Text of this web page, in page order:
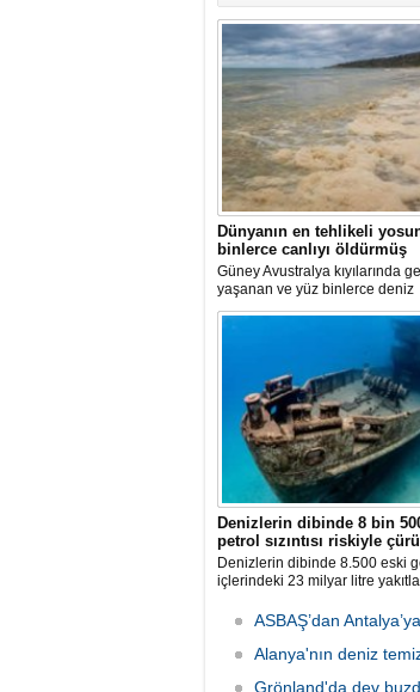
Dünyanın en tehlikeli
binlerce canlıyı öldürmüş
Güney Avustralya kıyılarında
yaşanan ve yüz binlerce deniz
canlısının ölümüne yol açan
felaketinin arkasındaki yosun
incelendi. Araştırmacılar, söz
mikroalgin bugüne kadar
türler arasında en zehirli örnek
olduğunu ortaya çıkardı.
Denizlerin dibinde 8 bin
petrol sızıntısı riskiyle
Denizlerin dibinde 8.500 eski
içlerindeki 23 milyar litre yakıtla
enkazlardan olası petrol
deniz ekosistemleri için büyük
oluşturduğunu belirtiyor.
ASBAŞ’dan
Alanya'nın deniz
Grönland'da dev